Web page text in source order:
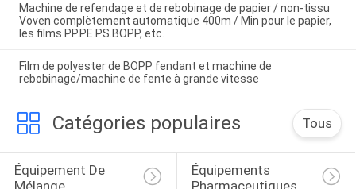
Machine de refendage et de rebobinage de papier / non-tissu
Voven complètement automatique 400m / Min pour le papier,
les films PP.PE.PS.BOPP, etc.
Film de polyester de BOPP fendant et machine de
rebobinage/machine de fente à grande vitesse
Catégories populaires Tous
Équipement De
Mélange
Équipements
Pharmaceutiques